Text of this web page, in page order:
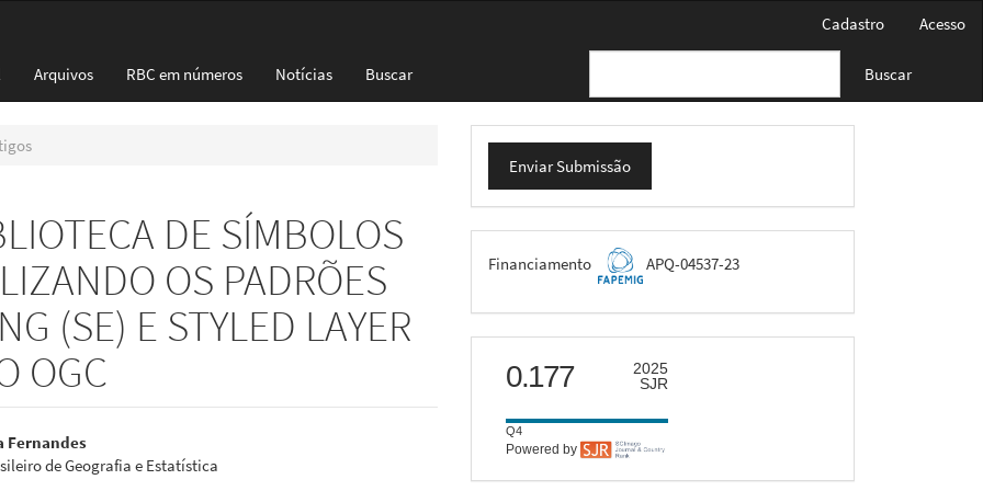
Cadastro Acesso
Arquivos RBC em números Notícias Buscar Buscar
DE SÍMBOLOS
OS PADRÕES
(SE) E STYLED LAYER
OGC
Fernandes
de Geografia e Estatística
Enviar
Submissão
Enviar Submissão
FAPEMIG
Financiamento APQ-04537-23
scimago
0.177
2025
SJR
Q4
Powered by